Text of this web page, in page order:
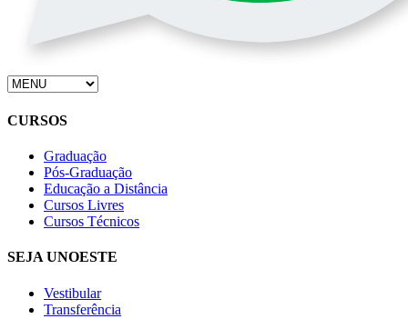
CURSOS
Graduação
Pós-Graduação
Educação a Distância
Cursos Livres
Cursos Técnicos
SEJA UNOESTE
Vestibular
Transferência